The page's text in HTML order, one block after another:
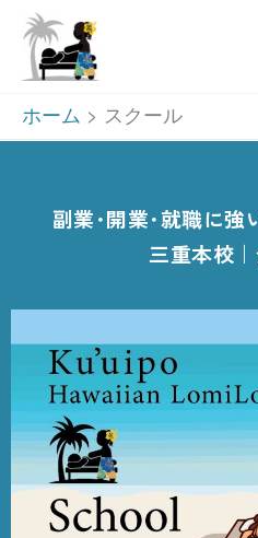
容
プ
ホーム スクール
副業･開業･就職に強
三重本校